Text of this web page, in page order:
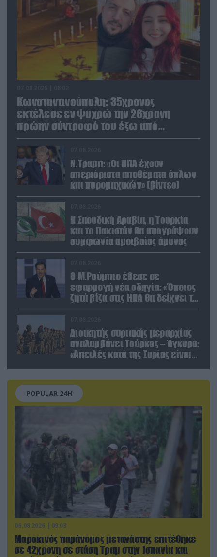
Κωνσταντινούπολη: 35χρονος
εκτέλεσε εν ψυχρώ την 26χρονη
πρώην σύντροφό του έξω από
φαρμακείο (βίντεο)
Ν.Τραμπ: «Οι ΗΠΑ έχουν
απεριόριστα αποθέματα όπλων
και πυρομαχικών» (βίντεο)
Η Σαουδική Αραβία, η Τουρκία
και το Πακιστάν θα υπογράψουν
συμφωνία αμοιβαίας άμυνας
Ο Μ.Ρούμπιο έθεσε σε
εφαρμογή νέα οδηγία: «Όποιος
ζητά βίζα στις ΗΠΑ θα δείχνει τα
social media – Τίποτα κρυφό»
Διοικητής συριακής μεραρχίας
αναλαμβάνει Τούρκος – Άγκυρα:
«Απειλές κατά της Συρίας είναι
POPULAR 24H
06.08.2026 | 09:03
Μαροκινός παράνομος μετανάστης επιτέθηκε
σε 42χρονη σε στάση Τραμ στην Ισπανία και